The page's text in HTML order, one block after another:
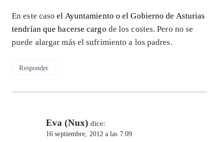
En este casoel Ayuntamiento o el Gobierno de Asturias
tendrían que hacerse cargo de los costes. Pero no se
puede alargar más el sufrimiento a los padres.
Responder
Eva (Nux) dice:
16 septiembre, 2012 a las 7:09